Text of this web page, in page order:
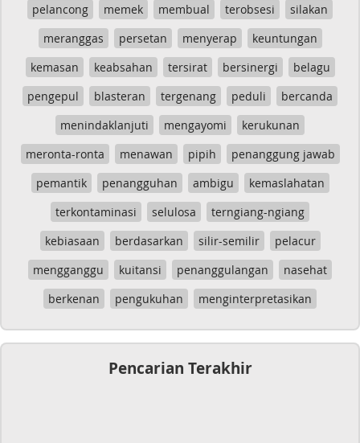
pelancong
memek membual terobsesi
silakan
meranggas
persetan menyerap
keuntungan
kemasan
keabsahan tersirat bersinergi
belagu
pengepul
blasteran tergenang peduli
bercanda
menindaklanjuti
mengayomi
kerukunan
meronta-ronta
menawan pipih
penanggung jawab
pemantik
penangguhan ambigu
kemaslahatan
terkontaminasi
selulosa
terngiang-ngiang
kebiasaan
berdasarkan silir-semilir
pelacur
mengganggu
kuitansi penanggulangan
nasehat
berkenan
pengukuhan menginterpretasikan
Pencarian Terakhir